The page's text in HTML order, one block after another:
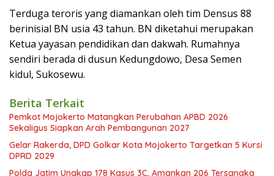
Terduga teroris yang diamankan oleh tim Densus 88
berinisial BN usia 43 tahun. BN diketahui merupakan
Ketua yayasan pendidikan dan dakwah. Rumahnya
sendiri berada di dusun Kedungdowo, Desa Semen
kidul, Sukosewu.
Berita Terkait
Pemkot Mojokerto Matangkan Perubahan APBD 2026
Sekaligus Siapkan Arah Pembangunan 2027
Gelar Rakerda, DPD Golkar Kota Mojokerto Targetkan 5 Kursi
DPRD 2029
Polda Jatim Ungkap 178 Kasus 3C, Amankan 206 Tersangka